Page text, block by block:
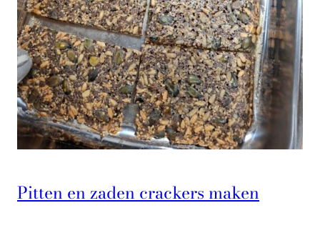
Pitten en zaden crackers maken